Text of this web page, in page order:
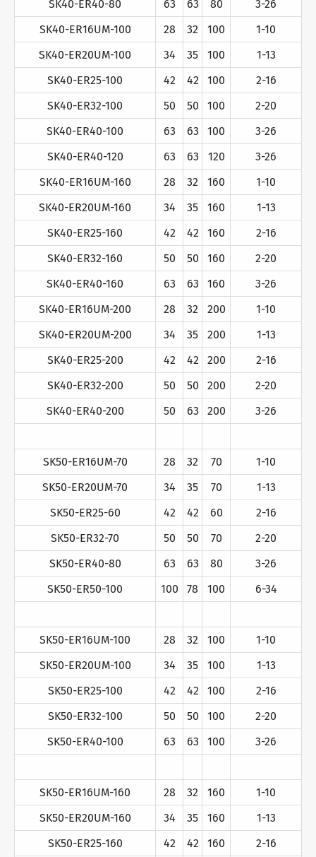
SK40-ER40-80 63 63 80
3-26
SK40-ER16UM-100
28 32 100
1-10
SK40-ER20UM-100
34 35 100
1-13
SK40-ER25-100
42 42 100
2-16
SK40-ER32-100
50 50 100
2-20
SK40-ER40-100
63 63 100
3-26
SK40-ER40-120
63 63 120
3-26
SK40-ER16UM-160
28 32 160
1-10
SK40-ER20UM-160
34 35 160
1-13
SK40-ER25-160
42 42 160
2-16
SK40-ER32-160
50 50 160
2-20
SK40-ER40-160
63 63 160
3-26
SK40-ER16UM-200
28 32 200
1-10
SK40-ER20UM-200
34 35 200
1-13
SK40-ER25-200
42 42 200
2-16
SK40-ER32-200
50 50 200
2-20
SK40-ER40-200
50 63 200 3-26
SK50-ER16UM-70 28 32 70
1-10
SK50-ER20UM-70
34 35 70
1-13
SK50-ER25-60
42 42 60
2-16
SK50-ER32-70
50 50 70
2-20
SK50-ER40-80
63 63 80
3-26
SK50-ER50-100
100 78 100 6-34
SK50-ER16UM-100 28 32 100
1-10
SK50-ER20UM-100
34 35 100
1-13
SK50-ER25-100
42 42 100
2-16
SK50-ER32-100
50 50 100
2-20
SK50-ER40-100
63 63 100 3-26
SK50-ER16UM-160 28 32 160
1-10
SK50-ER20UM-160
34 35 160
1-13
SK50-ER25-160
42 42 160
2-16